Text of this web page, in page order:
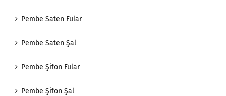
Pembe Saten Fular
Pembe Saten Şal
Pembe Şifon Fular
Pembe Şifon Şal